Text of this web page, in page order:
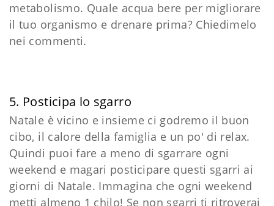
metabolismo. Quale acqua bere per migliorare
il tuo organismo e drenare prima? Chiedimelo
nei commenti.
5. Posticipa lo sgarro
Natale è vicino e insieme ci godremo il buon
cibo, il calore della famiglia e un po' di relax.
Quindi puoi fare a meno di sgarrare ogni
weekend e magari posticipare questi sgarri ai
giorni di Natale. Immagina che ogni weekend
metti almeno 1 chilo! Se non sgarri ti ritroverai